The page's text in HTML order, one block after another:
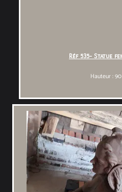
Réf 535- Statue
Hauteur :